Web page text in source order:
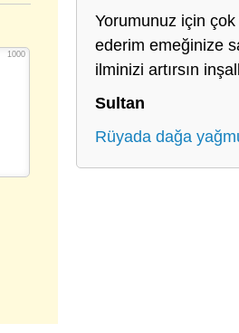
1000
Yorumunuz için
ederim emeğinize
ilminizi artırsın
Sultan
Rüyada dağa